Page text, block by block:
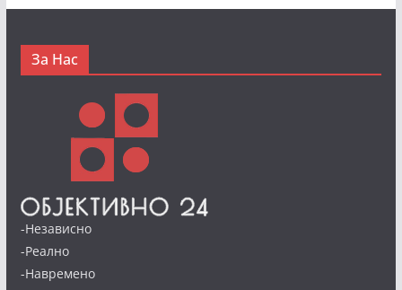
За Нас
-Независно
-Реално
-Навремено